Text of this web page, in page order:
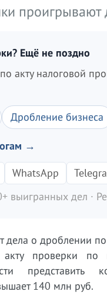
Ещё не поздно
акту налоговой
Дробление бизнеса
→
WhatsApp
выигранных дел ·
дела о дроблении
проверки
140 млн руб.